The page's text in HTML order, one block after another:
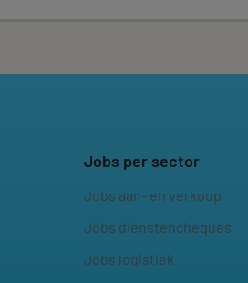
Jobs per sector
Jobs aan- en verkoop
Jobs dienstencheques
Jobs logistiek